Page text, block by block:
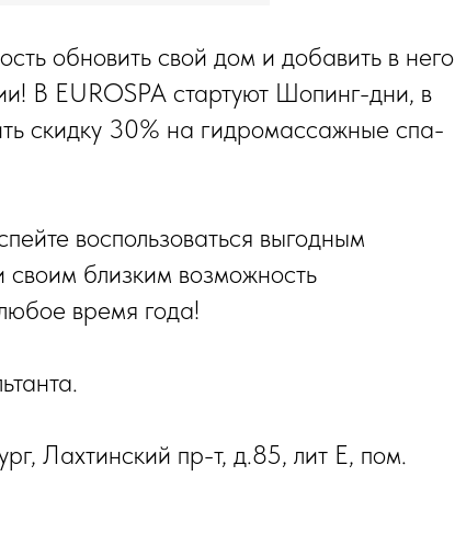
обновить свой дом и добавить в него
В EUROSPA стартуют Шопинг-дни, в
скидку 30% на гидромассажные спа-
воспользоваться выгодным
близким возможность
время года!
Лахтинский пр-т, д.85, лит Е, пом.